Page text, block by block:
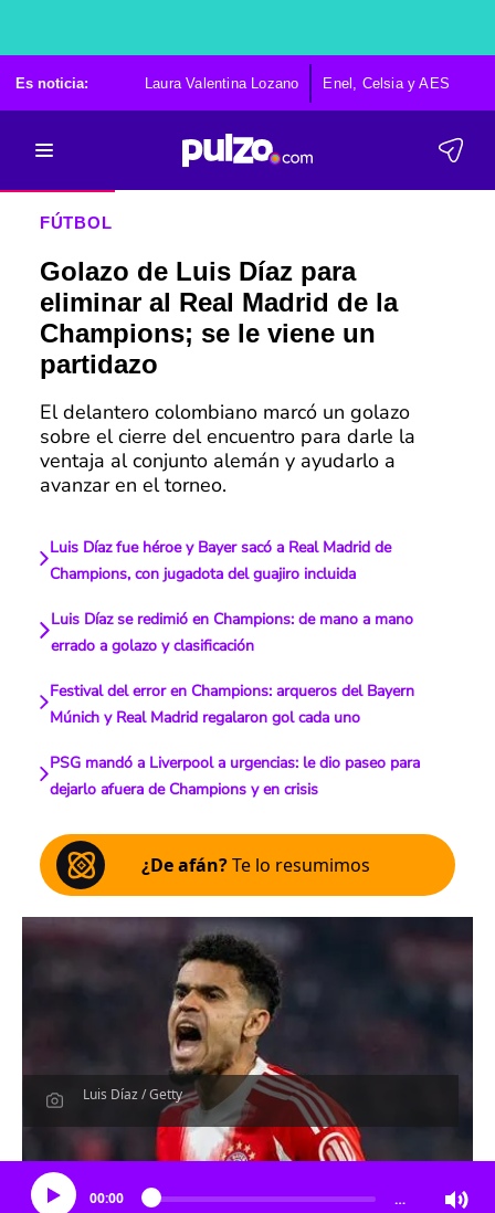
Es noticia: Laura Valentina Lozano Enel, Celsia y AES
FÚTBOL
Golazo de Luis Díaz para
eliminar al Real Madrid de la
Champions; se le viene un
partidazo
El delantero colombiano marcó un golazo
sobre el cierre del encuentro para darle la
ventaja al conjunto alemán y ayudarlo a
avanzar en el torneo.
Luis Díaz fue héroe y Bayer sacó a Real Madrid de
Champions, con jugadota del guajiro incluida
Luis Díaz se redimió en Champions: de mano a mano
errado a golazo y clasificación
Festival del error en Champions: arqueros del Bayern
Múnich y Real Madrid regalaron gol cada uno
PSG mandó a Liverpool a urgencias: le dio paseo para
dejarlo afuera de Champions y en crisis
¿De afán?Te lo resumimos
Luis Díaz / Getty
Escucha el artículo
00:00 …